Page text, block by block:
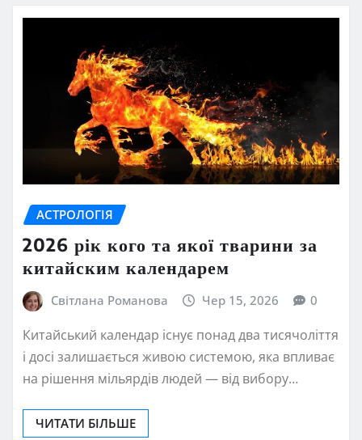
АСТРОЛОГІЯ
2026 рік кого та якої тварини за
китайским календарем
Світлана Романова Чер 15, 2026 0
Китайський календар існує понад два тисячоліття
і досі залишається живою системою, яка впливає
на рішення мільярдів людей — від вибору…
ЧИТАТИ БІЛЬШЕ